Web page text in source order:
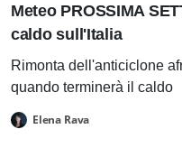
Meteo PROSSIMA
caldo sull'Italia
Rimonta dell'anticiclone
quando terminerà il caldo
Elena Rava